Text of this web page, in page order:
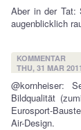
Aber in der Tat:
augenblicklich
KOMMENTAR
THU, 31 MAR
@kornheiser:
Bildqualität
Eurosport-
Air-Design.